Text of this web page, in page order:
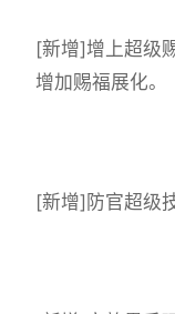
[新增]增上超级
增加赐福展化。
[新增]防官超级